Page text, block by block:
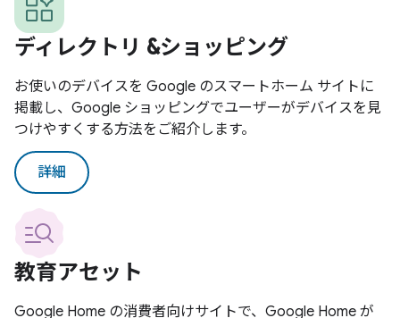
ディレクトリ &ショッピング
お使いのデバイスを Google のスマートホーム サイトに
掲載し、Google ショッピングでユーザーがデバイスを見
つけやすくする方法をご紹介します。
詳細
教育アセット
Google Home の消費者向けサイトで、Google Home が